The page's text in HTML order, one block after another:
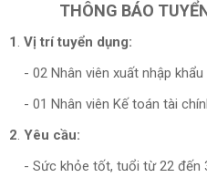
THÔNG BÁO
1 . Vị trí tuyển dụng:
- 02 Nhân viên xuất nhập khẩu
- 01 Nhân viên Kế toán tài
2. Yêu cầu:
- Sức khỏe tốt, tuổi từ 22 đến